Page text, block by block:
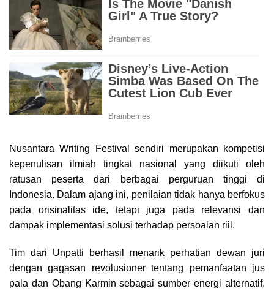
Nusantara Writing Festival sendiri merupakan kompetisi
kepenulisan ilmiah tingkat nasional yang diikuti oleh
ratusan peserta dari berbagai perguruan tinggi di
Indonesia. Dalam ajang ini, penilaian tidak hanya berfokus
pada orisinalitas ide, tetapi juga pada relevansi dan
dampak implementasi solusi terhadap persoalan riil.
Tim dari Unpatti berhasil menarik perhatian dewan juri
dengan gagasan revolusioner tentang pemanfaatan jus
pala dan Obang Karmin sebagai sumber energi alternatif.